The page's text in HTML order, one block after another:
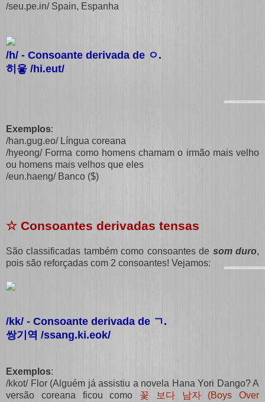
/seu.pe.in/ Spain, Espanha
/h/ - Consoante derivada de ㅇ .
히읗 /hi.eut/
Exemplos:
/han.gug.eo/ Língua coreana
/hyeong/ Forma como homens chamam o irmão mais velho
ou homens mais velhos que eles
/eun.haeng/ Banco ($)
☆ Consoantes derivadas tensas
São classificadas também como consoantes de som duro,
pois são reforçadas com 2 consoantes! Vejamos:
/kk/ - Consoante derivada de ㄱ .
쌍기역 /ssang.ki.eok/
Exemplos:
/kkot/ Flor (Alguém já assistiu a novela Hana Yori Dango? A
versão coreana ficou como 꽃 보다 남자 (Boys Over